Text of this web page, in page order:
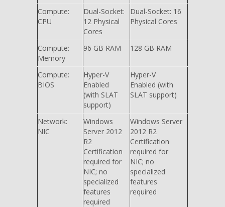
Compute:
CPU
Dual-Socket:
12 Physical
Cores
Dual-Socket: 16
Physical Cores
Compute:
Memory
96 GB RAM 128 GB RAM
Compute:
BIOS
Hyper-V
Enabled
(with SLAT
support)
Hyper-V
Enabled (with
SLAT support)
Network:
NIC
Windows
Server 2012
R2
Certification
required for
NIC; no
specialized
features
required
Windows Server
2012 R2
Certification
required for
NIC; no
specialized
features
required